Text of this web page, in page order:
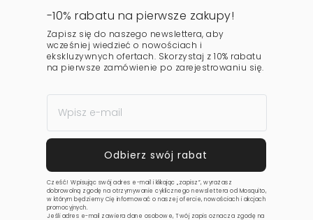
-10% rabatu na pierwsze zakupy!
Zapisz się do naszego newslettera, aby
wcześniej wiedzieć o nowościach i
ekskluzywnych ofertach. Skorzystaj z 10% rabatu
na pierwsze zamówienie po zarejestrowaniu się.
Cześć! Wpisując swój adres e-mail i klikając „zapisz”, wyrażasz
dobrowolną zgodę na otrzymywanie cyklicznego newslettera od Mosquito,
w którym będziemy Cię informować o naszej ofercie, nowościach i akcjach
promocyjnych.
Jeśli adres e-mail zawiera dane osobowe, Twój zapis oznacza zgodę na